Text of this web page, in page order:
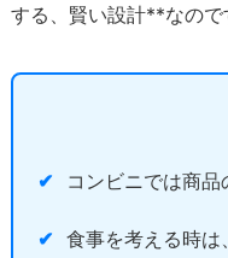
する、賢い設計**なので
✔ コンビニでは商品
✔ 食事を考える時は